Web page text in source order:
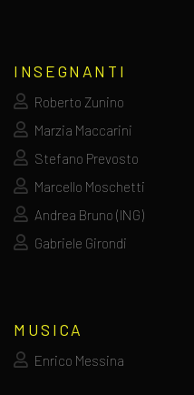
INSEGNANTI
Roberto Zunino
Marzia Maccarini
Stefano Prevosto
Marcello Moschetti
Andrea Bruno (ING)
Gabriele Girondi
MUSICA
Enrico Messina